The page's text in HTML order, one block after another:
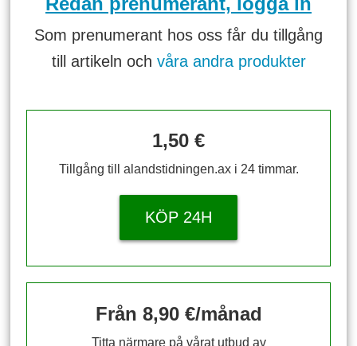
Som prenumerant hos oss får du tillgång
till artikeln och våra andra produkter
1,50 €
Tillgång till alandstidningen.ax i 24 timmar.
KÖP 24H
Från 8,90 €/månad
Titta närmare på vårat utbud av